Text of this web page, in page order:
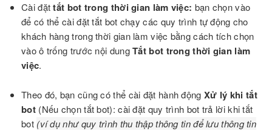
Cài đặttắt bot trong thời gian làm việc: bạn chọn vào
để có thể cài đặt tắt bot chạy các quy trình tự động cho
khách hàng trong thời gian làm việc bằng cách tích chọn
vào ô trống trước nội dungTắt bot trong thời gian làm
việc.
Theo đó, bạn cũng có thể cài đặt hành động Xử lý khi tắt
bot (Nếu chọn tắt bot): cài đặt quy trình bot trả lời khi tắt
bot (ví dụ như quy trình thu thập thông tin để lưu thông tin